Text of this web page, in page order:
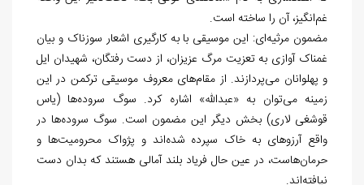
غم‌انگیز، آن را ساخته است.
مضمون مرثیه‌ای: این موسیقی با به کارگیری اشعار سوزناک و بیان
غمناک آوازی به تعزیت مرگ عزیزان، از دست رفتگان، شهیدان ایل
و پهلوانان می‌پردازند. از مقام‌های معروف موسیقی ترکمن در این
زمینه می‌توان به «عبدالله» اشاره کرد. سوگ سروده‌ها (یاس
قوشغی لاری) بخش دیگر این مضمون است. سوگ سروده‌ها در
واقع آرزوهای به خاک سپرده شده‌اند و پژواک محرومیت‌ها و
حرمان‌هاست، در عین حال فریاد بلند آمالی هستند که بدان دست